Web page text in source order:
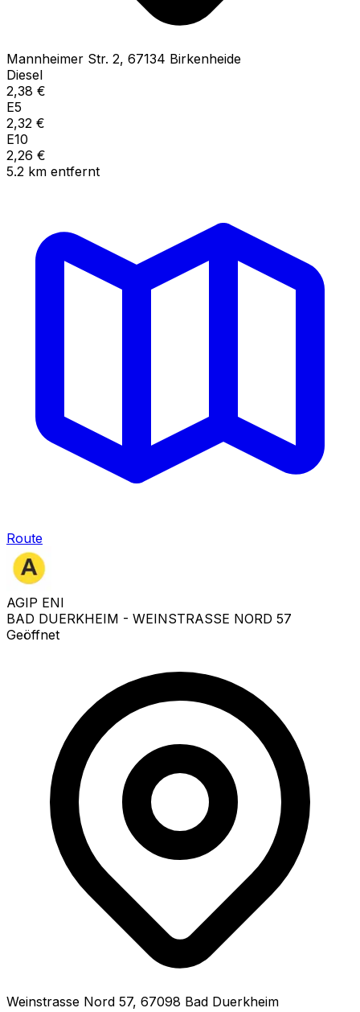
Mannheimer Str. 2, 67134 Birkenheide
Diesel
2,38 €
E5
2,32 €
E10
2,26 €
5.2 km entfernt
Route
AGIP ENI
BAD DUERKHEIM - WEINSTRASSE NORD 57
Geöffnet
Weinstrasse Nord 57, 67098 Bad Duerkheim